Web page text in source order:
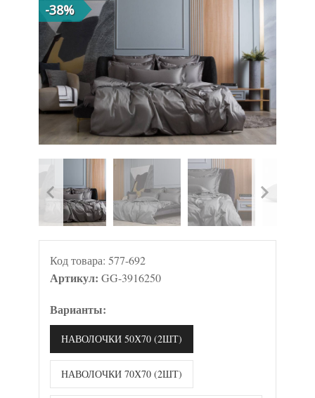
-38%
Код товара: 577-692
Артикул: GG-3916250
Варианты:
НАВОЛОЧКИ 50Х70 (2ШТ)
НАВОЛОЧКИ 70Х70 (2ШТ)